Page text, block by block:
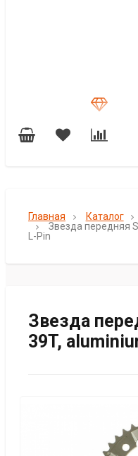
Главная Каталог
Звезда передняя
L-Pin
Звезда
39T,